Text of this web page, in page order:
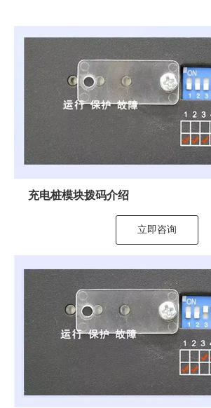
充电桩模块拨码介绍
立即咨询